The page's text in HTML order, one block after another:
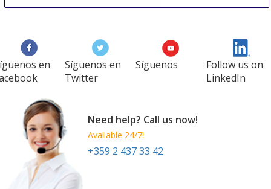
Johannesburg
South Africa
en
Síguenos en
Twitter
Síguenos
Follow us on
LinkedIn
Need help? Call us now!
Available 24/7!
+359 2 437 33 42